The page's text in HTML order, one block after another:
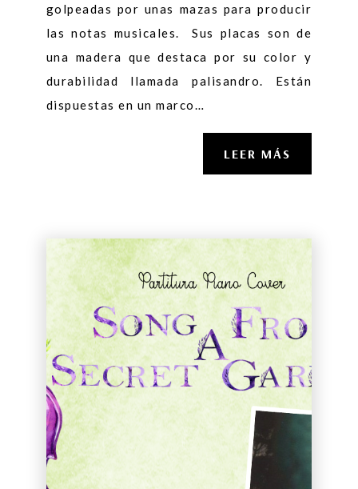
golpeadas por unas mazas para producir
las notas musicales. Sus placas son de
una madera que destaca por su color y
durabilidad llamada palisandro. Están
dispuestas en un marco…
LEER MÁS